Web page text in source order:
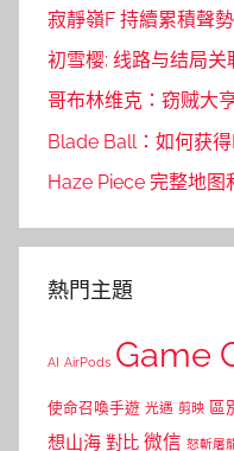
寂靜嶺F 持續累積聲
初雪樱: 线路与结局关
哥布林维克：窃贼大
Blade Ball：如何获
Haze Piece 完整地图
熱門主題
AI AirPods Game
使命召喚手遊 光遇 剪映 區
想山海 對比 微信 怒斬屠